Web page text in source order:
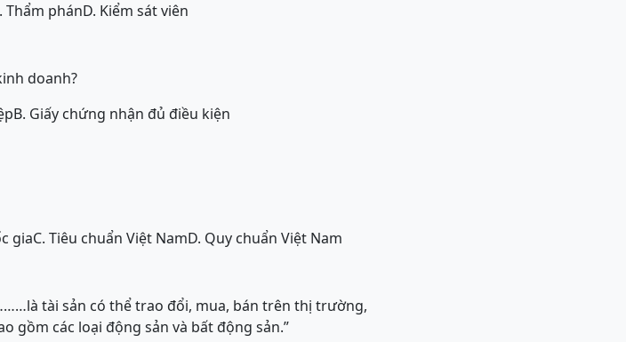
Thẩm phánD. Kiểm sát viên
doanh?
B. Giấy chứng nhận đủ điều kiện
giaC. Tiêu chuẩn Việt NamD. Quy chuẩn Việt Nam
tài sản có thể trao đổi, mua, bán trên thị trường,
gồm các loại động sản và bất động sản.”